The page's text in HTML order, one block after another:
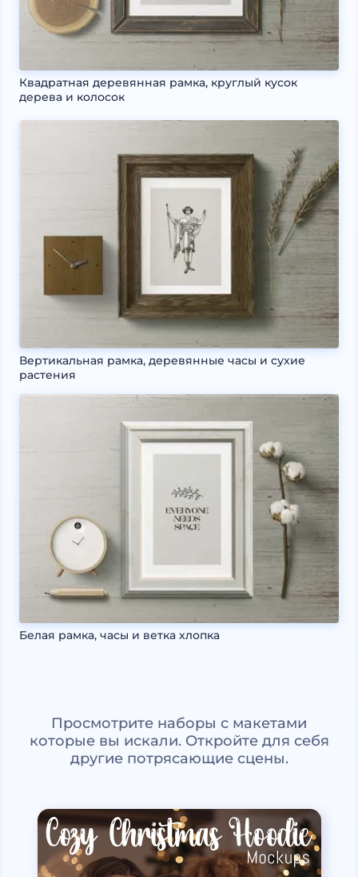
Квадратная деревянная рамка, круглый кусок
дерева и колосок
Вертикальная рамка, деревянные часы и сухие
растения
Белая рамка, часы и ветка хлопка
Просмотрите наборы с макетами
которые вы искали. Откройте для себя
другие потрясающие сцены.